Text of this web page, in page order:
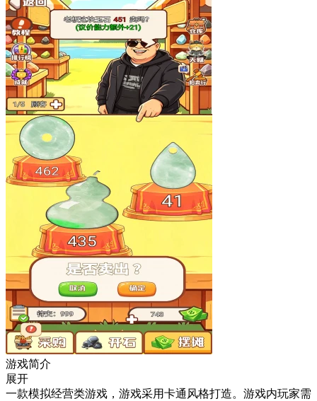
游戏简介
展开
一款模拟经营类游戏，游戏采用卡通风格打造。游戏内玩家需